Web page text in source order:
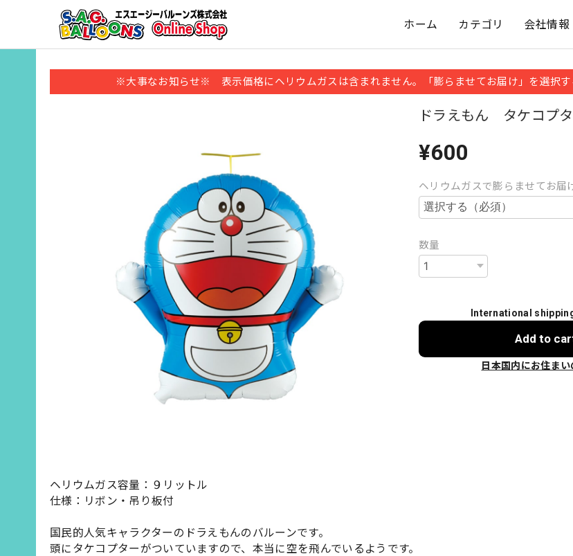
ホーム カテゴリ 会社情報
※大事なお知らせ※ 表示価格にヘリウムガスは含まれません。「膨らませてお届け」を選択す
ドラえもん タケコプ
¥600
ヘリウムガスで膨らませてお届
数量
International
Add to
日本国内にお住まい
ヘリウムガス容量：９リットル
仕様：リボン・吊り板付
国民的人気キャラクターのドラえもんのバルーンです。
頭にタケコプターがついていますので、本当に空を飛んでいるようです。